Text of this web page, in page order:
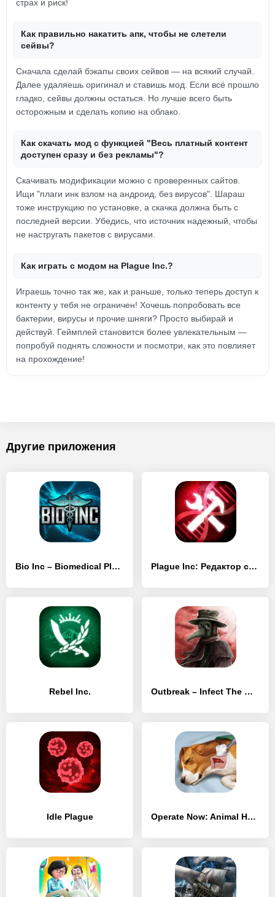
страх и риск!
Как правильно накатить апк, чтобы не слетели
сейвы?
Сначала сделай бэкапы своих сейвов — на всякий случай.
Далее удаляешь оригинал и ставишь мод. Если всё прошло
гладко, сейвы должны остаться. Но лучше всего быть
осторожным и сделать копию на облако.
Как скачать мод с функцией "Весь платный контент
доступен сразу и без рекламы"?
Скачивать модификации можно с проверенных сайтов.
Ищи "плаги инк взлом на андроид, без вирусов". Шараш
тоже инструкцию по установке, а скачка должна быть с
последней версии. Убедись, что источник надежный, чтобы
не настругать пакетов с вирусами.
Как играть с модом на Plague Inc.?
Играешь точно так же, как и раньше, только теперь доступ к
контенту у тебя не ограничен! Хочешь попробовать все
бактерии, вирусы и прочие шняги? Просто выбирай и
действуй. Геймплей становится более увлекательным —
попробуй поднять сложности и посмотри, как это повлияет
на прохождение!
Другие приложения
Bio Inc – Biomedical Plague and rebel doctors Plague Inc: Редактор сценариев
Rebel Inc. Outbreak – Infect The World
Idle Plague Operate Now: Animal Hospital